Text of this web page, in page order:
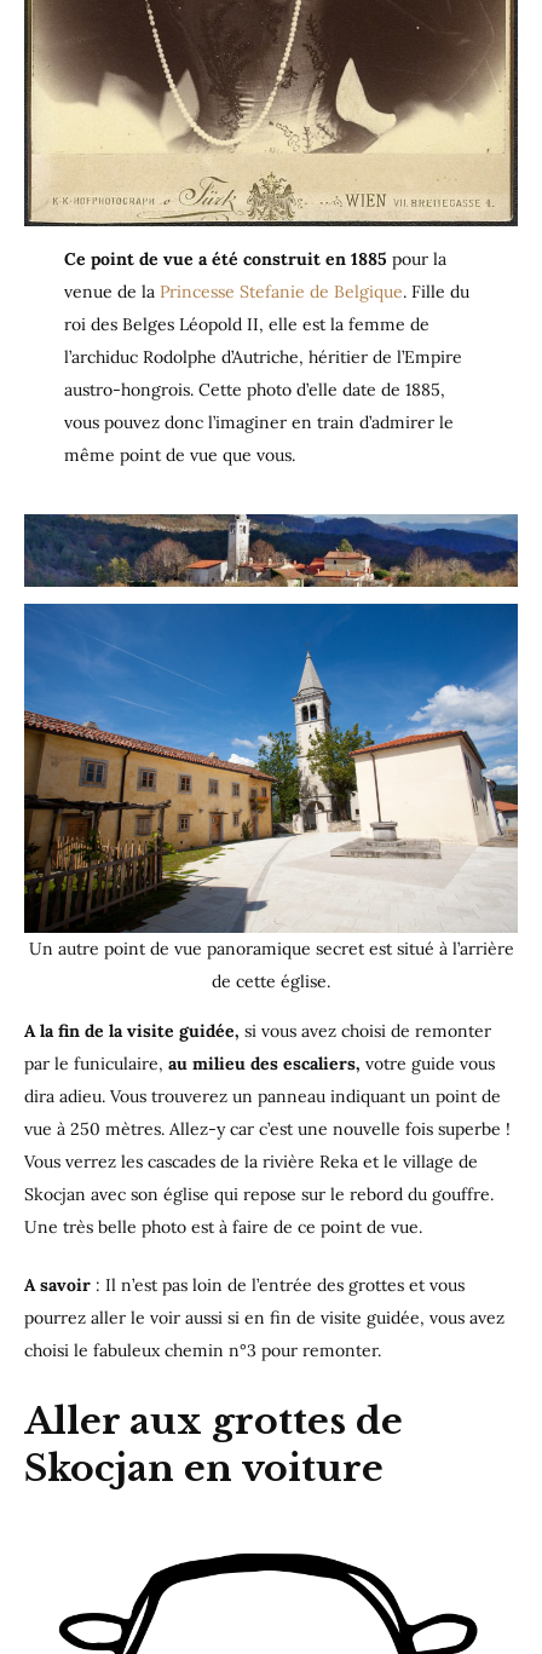
Ce point de vue a été construit en 1885 pour la
venue de la Princesse Stefanie de Belgique. Fille du
roi des Belges Léopold II, elle est la femme de
l’archiduc Rodolphe d’Autriche, héritier de l’Empire
austro-hongrois. Cette photo d’elle date de 1885,
vous pouvez donc l’imaginer en train d’admirer le
même point de vue que vous.
Un autre point de vue panoramique secret est situé à l’arrière
de cette église.
A la fin de la visite guidée, si vous avez choisi de remonter
par le funiculaire, au milieu des escaliers, votre guide vous
dira adieu. Vous trouverez un panneau indiquant un point de
vue à 250 mètres. Allez-y car c’est une nouvelle fois superbe !
Vous verrez les cascades de la rivière Reka et le village de
Skocjan avec son église qui repose sur le rebord du gouffre.
Une très belle photo est à faire de ce point de vue.
A savoir : Il n’est pas loin de l’entrée des grottes et vous
pourrez aller le voir aussi si en fin de visite guidée, vous avez
choisi le fabuleux chemin n°3 pour remonter.
Aller aux grottes de
Skocjan en voiture